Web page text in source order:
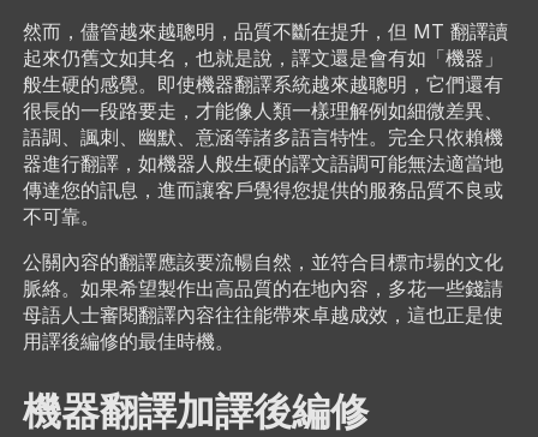
然而，儘管越來越聰明，品質不斷在提升，但 MT 翻譯讀
起來仍舊文如其名，也就是說，譯文還是會有如「機器」
般生硬的感覺。即使機器翻譯系統越來越聰明，它們還有
很長的一段路要走，才能像人類一樣理解例如細微差異、
語調、諷刺、幽默、意涵等諸多語言特性。完全只依賴機
器進行翻譯，如機器人般生硬的譯文語調可能無法適當地
傳達您的訊息，進而讓客戶覺得您提供的服務品質不良或
不可靠。
公關內容的翻譯應該要流暢自然，並符合目標市場的文化
脈絡。如果希望製作出高品質的在地內容，多花一些錢請
母語人士審閱翻譯內容往往能帶來卓越成效，這也正是使
用譯後編修的最佳時機。
機器翻譯加譯後編修